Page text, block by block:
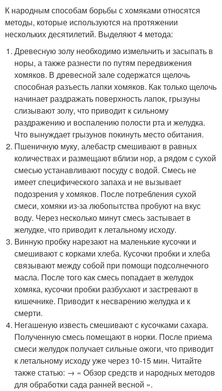
К народным способам борьбы с хомяками относятся
методы, которые используются на протяжении
нескольких десятилетий. Выделяют 4 метода:
Древесную золу необходимо измельчить и засыпать в
норы, а также разнести по путям передвижения
хомяков. В древесной зале содержатся щелочь
способная разъесть лапки хомяков. Как только щелочь
начинает раздражать поверхность лапок, грызуны
слизывают золу, что приводит к сильному
раздражению и воспалению полости рта и желудка.
Что вынуждает грызунов покинуть место обитания.
Пшеничную муку, алебастр смешивают в равных
количествах и размещают вблизи нор, а рядом с сухой
смесью устанавливают посуду с водой. Смесь не
имеет специфического запаха и не вызывает
подозрения у хомяков. После потребления сухой
смеси, хомяки из-за любопытства пробуют на вкус
воду. Через несколько минут смесь застывает в
желудке, что приводит к летальному исходу.
Винную пробку нарезают на маленькие кусочки и
смешивают с корками хлеба. Кусочки пробки и хлеба
связывают между собой при помощи подсолнечного
масла. После того как смесь попадает в желудок
хомяка, кусочки пробки разбухают и застревают в
кишечнике. Приводит к несварению желудка и к
смерти.
Негашеную известь смешивают с кусочками сахара.
Полученную смесь помещают в норки. После приема
смеси желудок получает сильные ожоги, что приводит
к летальному исходу уже через 10-15 мин. Читайте
также статью: → « Обзор средств и народных методов
для обработки сада ранней весной ».